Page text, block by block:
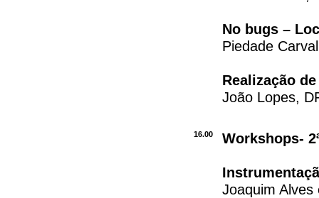
No bugs –
Piedade
Realização
João Lopes,
16.00 Workshops-
Joaquim